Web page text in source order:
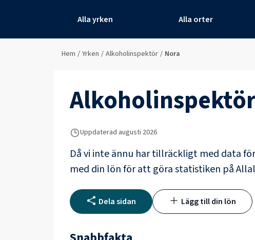
Alla yrken Alla orter
Hem / Yrken / Alkoholinspektör / Nora
Uppdaterad augusti 2026
Då vi inte ännu har tillräckligt med data för
med din lön för att göra statistiken på
Dela sidan Lägg till din lön